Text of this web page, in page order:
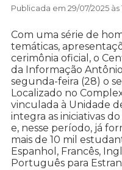
Publicada em 29/07/2025 às
Com uma série de
temáticas,
cerimônia oficial, o
da Informação
segunda-feira (28) o
Localizado no
vinculada à Unidade
integra as iniciativas
e, nesse período, já
mais de 10 mil
Espanhol, Francês,
Português para